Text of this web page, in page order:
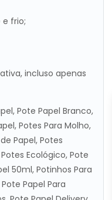
frio;
incluso apenas
Pote Papel Branco,
Potes Para Molho,
Papel, Potes
Ecológico, Pote
50ml, Potinhos Para
Papel Para